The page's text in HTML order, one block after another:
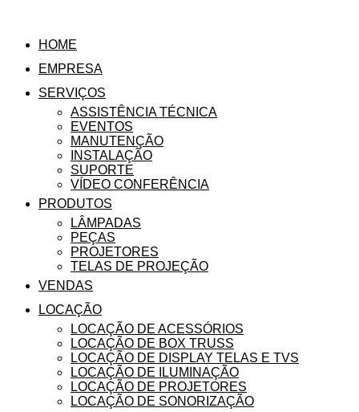
HOME
EMPRESA
SERVIÇOS
ASSISTÊNCIA TÉCNICA
EVENTOS
MANUTENÇÃO
INSTALAÇÃO
SUPORTE
VÍDEO CONFERÊNCIA
PRODUTOS
LÂMPADAS
PEÇAS
PROJETORES
TELAS DE PROJEÇÃO
VENDAS
LOCAÇÃO
LOCAÇÃO DE ACESSÓRIOS
LOCAÇÃO DE BOX TRUSS
LOCAÇÃO DE DISPLAY TELAS E TVS
LOCAÇÃO DE ILUMINAÇÃO
LOCAÇÃO DE PROJETORES
LOCAÇÃO DE SONORIZAÇÃO